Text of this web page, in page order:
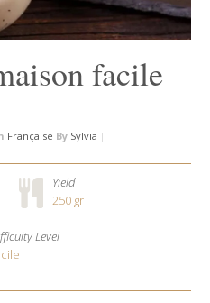
facile
Française By Sylvia |
Yield
250 gr
Level